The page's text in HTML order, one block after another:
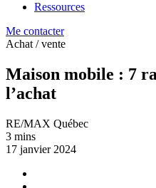
Ressources
Me contacter
Achat / vente
Maison mobile : 7
l’achat
RE/MAX Québec
3 mins
17 janvier 2024